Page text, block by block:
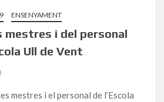
ENSENYAMENT
mestres i del personal
Ull de Vent
mestres i el personal de l’Escola